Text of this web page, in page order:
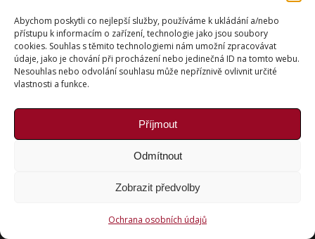
Abychom poskytli co nejlepší služby, používáme k ukládání a/nebo
přístupu k informacím o zařízení, technologie jako jsou soubory
cookies. Souhlas s těmito technologiemi nám umožní zpracovávat
údaje, jako je chování při procházení nebo jedinečná ID na tomto webu.
Nesouhlas nebo odvolání souhlasu může nepříznivě ovlivnit určité
vlastnosti a funkce.
Příjmout
Odmítnout
Zobrazit předvolby
Ochrana osobních údajů
Copyright © Weiron Dynamics, s.r.o. |
stránekaSEO